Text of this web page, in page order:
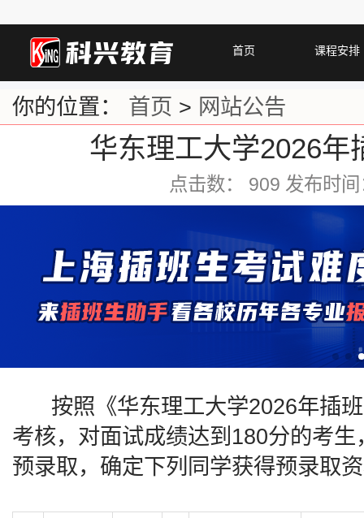
首页 课程安排
你的位置： 首页 > 网站公告
华东理工大学2026年
点击数： 909 发布时
按照《华东理工大学2026年插班
考核，对面试成绩达到180分的考
预录取，确定下列同学获得预录取